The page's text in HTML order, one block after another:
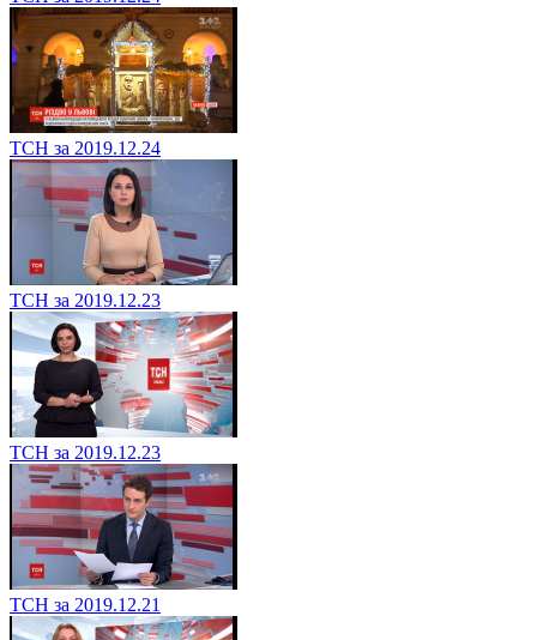
ТСН за 2019.12.24
ТСН за 2019.12.23
ТСН за 2019.12.23
ТСН за 2019.12.21